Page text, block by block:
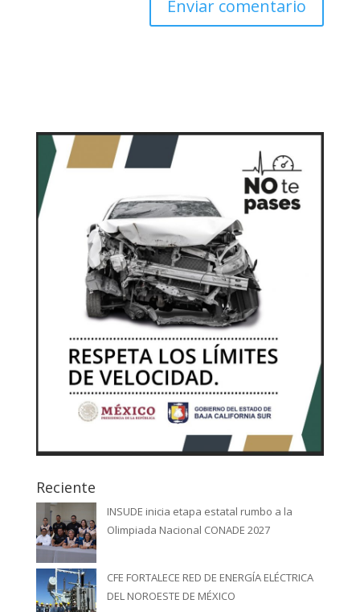
Reciente
INSUDE inicia etapa estatal rumbo a la
Olimpiada Nacional CONADE 2027
CFE FORTALECE RED DE ENERGÍA ELÉCTRICA
DEL NOROESTE DE MÉXICO